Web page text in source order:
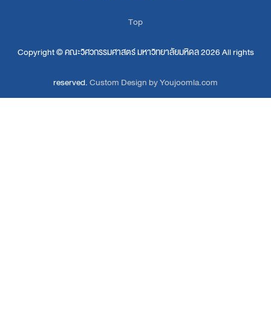
Top
Copyright ©คณะวิศวกรรมศาสตร์ มหาวิทยาลัยมหิดล2026 All rights
reserved.Custom Design by Youjoomla.com